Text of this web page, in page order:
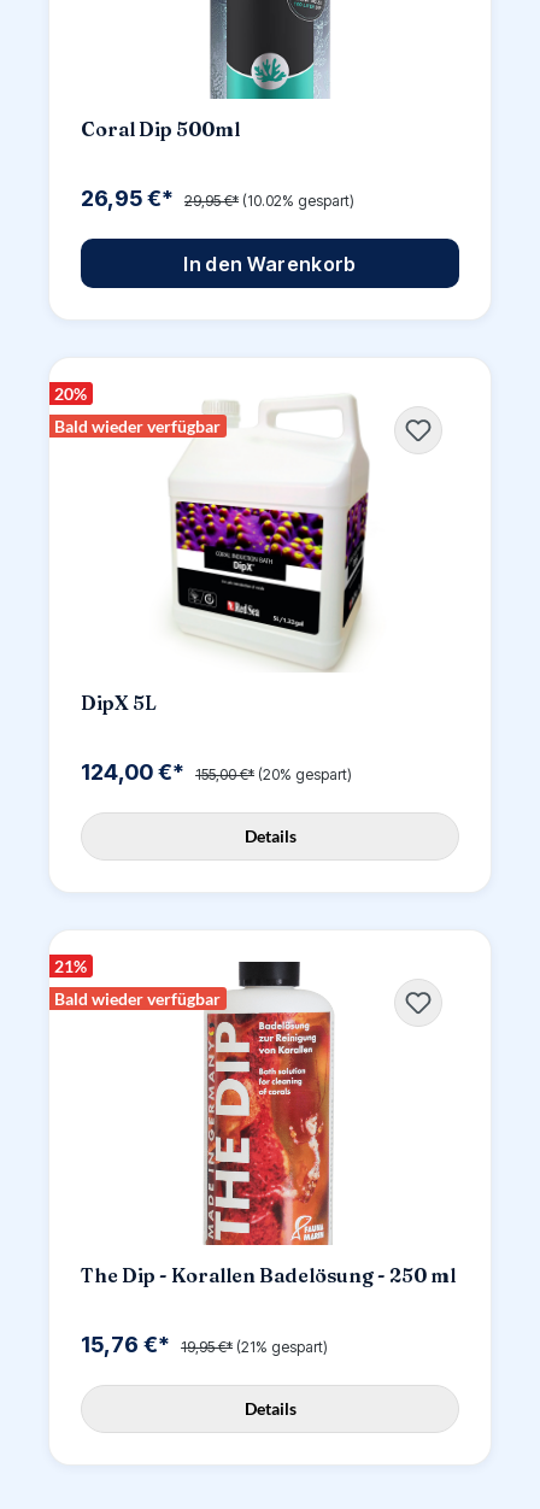
Coral Dip 500ml
26,95 €* 29,95 €* (10.02% gespart)
In den Warenkorb
20%
Bald wieder verfügbar
DipX 5L
124,00 €* 155,00 €* (20% gespart)
Details
21%
Bald wieder verfügbar
The Dip - Korallen Badelösung - 250 ml
15,76 €* 19,95 €* (21% gespart)
Details